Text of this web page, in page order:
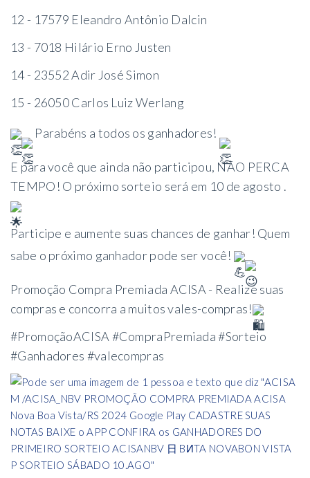
12 - 17579 Eleandro Antônio Dalcin
13 - 7018 Hilário Erno Justen
14 - 23552 Adir José Simon
15 - 26050 Carlos Luiz Werlang
Parabéns a todos os ganhadores!
E para você que ainda não participou, NÃO PERCA
TEMPO! O próximo sorteio será em 10 de agosto .
Participe e aumente suas chances de ganhar! Quem
sabe o próximo ganhador pode ser você!
Promoção Compra Premiada ACISA - Realize suas
compras e concorra a muitos vales-compras!
#PromoçãoACISA #CompraPremiada#Sorteio
#Ganhadores #valecompras